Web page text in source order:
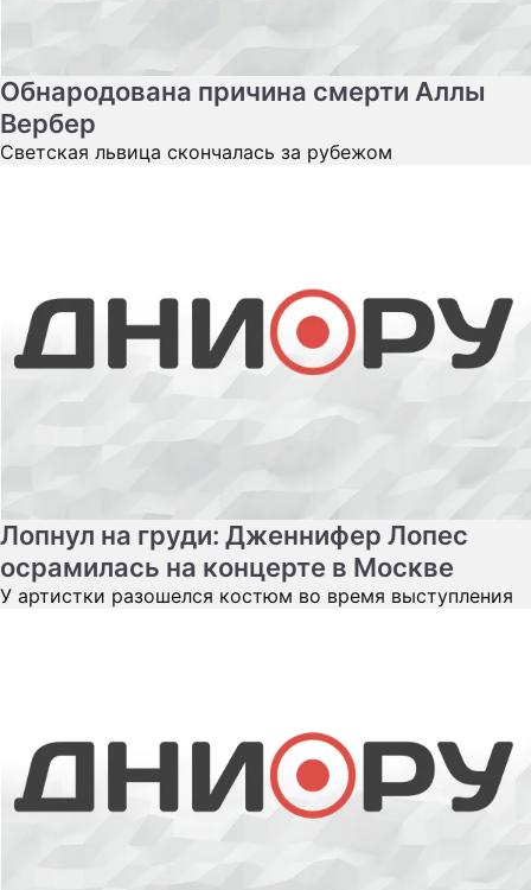
Обнародована причина смерти Аллы
Вербер
Светская львица скончалась за рубежом
Лопнул на груди: Дженнифер Лопес
осрамилась на концерте в Москве
У артистки разошелся костюм во время выступления